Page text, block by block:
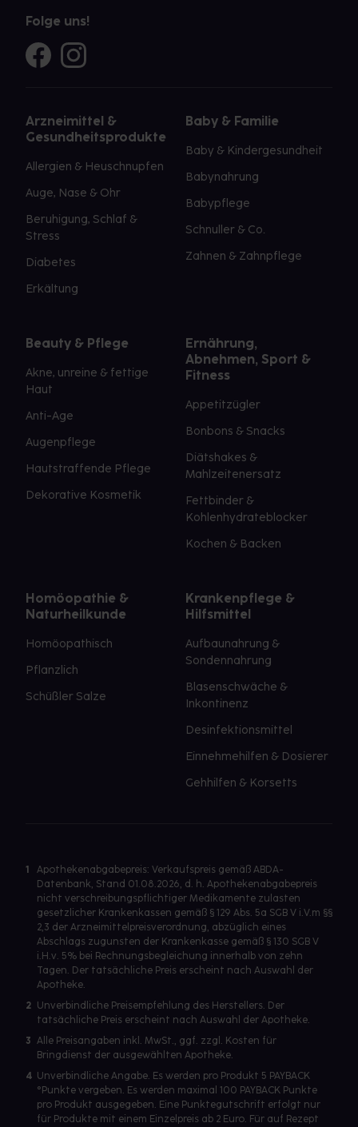
Folge uns!
Arzneimittel &
Gesundheitsprodukte
Allergien & Heuschnupfen
Auge, Nase & Ohr
Beruhigung, Schlaf &
Stress
Diabetes
Erkältung
Baby & Familie
Baby & Kindergesundheit
Babynahrung
Babypflege
Schnuller & Co.
Zahnen & Zahnpflege
Beauty & Pflege
Akne, unreine & fettige
Haut
Anti-Age
Augenpflege
Hautstraffende Pflege
Dekorative Kosmetik
Ernährung,
Abnehmen, Sport &
Fitness
Appetitzügler
Bonbons & Snacks
Diätshakes &
Mahlzeitenersatz
Fettbinder &
Kohlenhydrateblocker
Kochen & Backen
Homöopathie &
Naturheilkunde
Homöopathisch
Pflanzlich
Schüßler Salze
Krankenpflege &
Hilfsmittel
Aufbaunahrung &
Sondennahrung
Blasenschwäche &
Inkontinenz
Desinfektionsmittel
Einnehmehilfen & Dosierer
Gehhilfen & Korsetts
1
Apothekenabgabepreis: Verkaufspreis gemäß ABDA-
Datenbank, Stand 01.08.2026, d. h. Apothekenabgabepreis
nicht verschreibungspflichtiger Medikamente zulasten
gesetzlicher Krankenkassen gemäß § 129 Abs. 5a SGB V i.V.m §§
2,3 der Arzneimittelpreisverordnung, abzüglich eines
Abschlags zugunsten der Krankenkasse gemäß § 130 SGB V
i.H.v. 5% bei Rechnungsbegleichung innerhalb von zehn
Tagen. Der tatsächliche Preis erscheint nach Auswahl der
Apotheke.
2 Unverbindliche Preisempfehlung des Herstellers. Der
tatsächliche Preis erscheint nach Auswahl der Apotheke.
3 Alle Preisangaben inkl. MwSt., ggf. zzgl. Kosten für
Bringdienst der ausgewählten Apotheke.
4 Unverbindliche Angabe. Es werden pro Produkt 5 PAYBACK
°Punkte vergeben. Es werden maximal 100 PAYBACK Punkte
pro Produkt ausgegeben. Eine Punktegutschrift erfolgt nur
für Produkte mit einem Einzelpreis ab 2 Euro. Für auf Rezept